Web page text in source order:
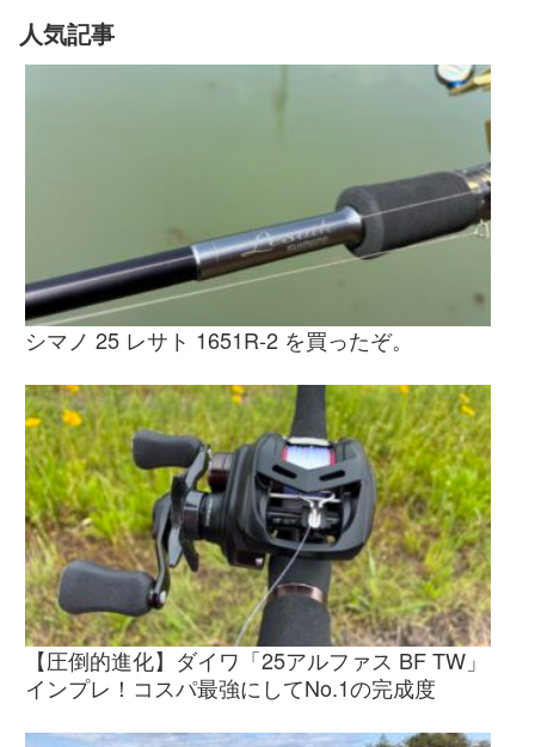
人気記事
シマノ 25 レサト 1651R-2 を買ったぞ。
【圧倒的進化】ダイワ「25アルファス BF TW」
インプレ！コスパ最強にしてNo.1の完成度